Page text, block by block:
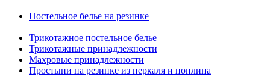
Постельное белье на резинке
Трикотажное постельное белье
Трикотажные принадлежности
Махровые принадлежности
Простыни на резинке из перкаля и поплина